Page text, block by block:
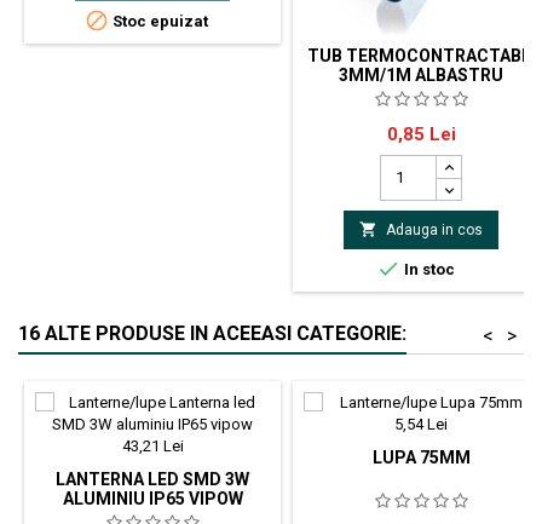
WTemperatura : 200 ...450 grade
 Stoc epuizat
TUB TERMOCONTRACTABIL
3MM/1M ALBASTRU
Tub termocontractant tip , flexibil,
larga in domeniul electronicii si
ingineriei electrice 1,5mm dupa
incalzire; pret/metru
Pret
0,85 Lei
 Adauga in cos
 In stoc
16 ALTE PRODUSE IN ACEEASI CATEGORIE: >
<
LANTERNA LED SMD 3W
ALUMINIU IP65 VIPOW
LUPA 75MM